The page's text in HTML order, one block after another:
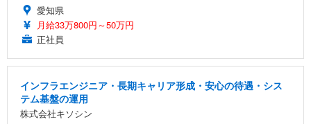
愛知県
月給33万800円～50万円
正社員
インフラエンジニア・長期キャリア形成・安心の待遇・シス
テム基盤の運用
株式会社キソシン